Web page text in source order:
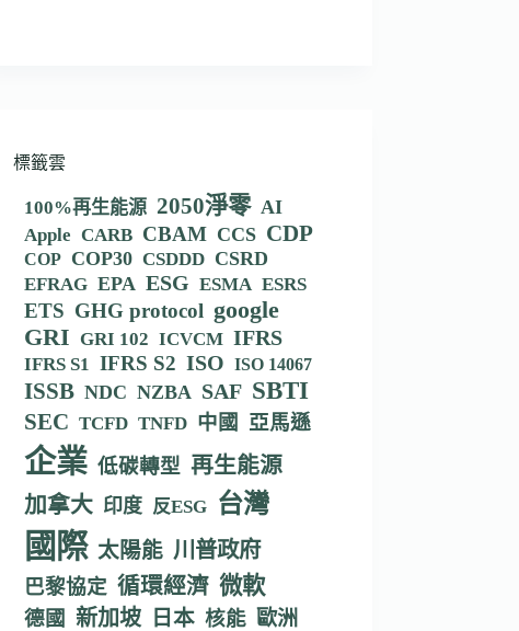
標籤雲
100%再生能源 2050淨零 AI
Apple CARB CBAM CCS CDP
COP COP30 CSDDD CSRD
EFRAG EPA ESG ESMA ESRS
ETS GHG protocol google
GRI GRI 102 ICVCM IFRS
IFRS S1 IFRS S2 ISO ISO 14067
ISSB NDC NZBA SAF SBTI
SEC TCFD TNFD 中國 亞馬遜
企業 低碳轉型 再生能源
加拿大 印度 反ESG 台灣
國際 太陽能 川普政府
巴黎協定 循環經濟 微軟
德國 新加坡 日本 核能 歐洲